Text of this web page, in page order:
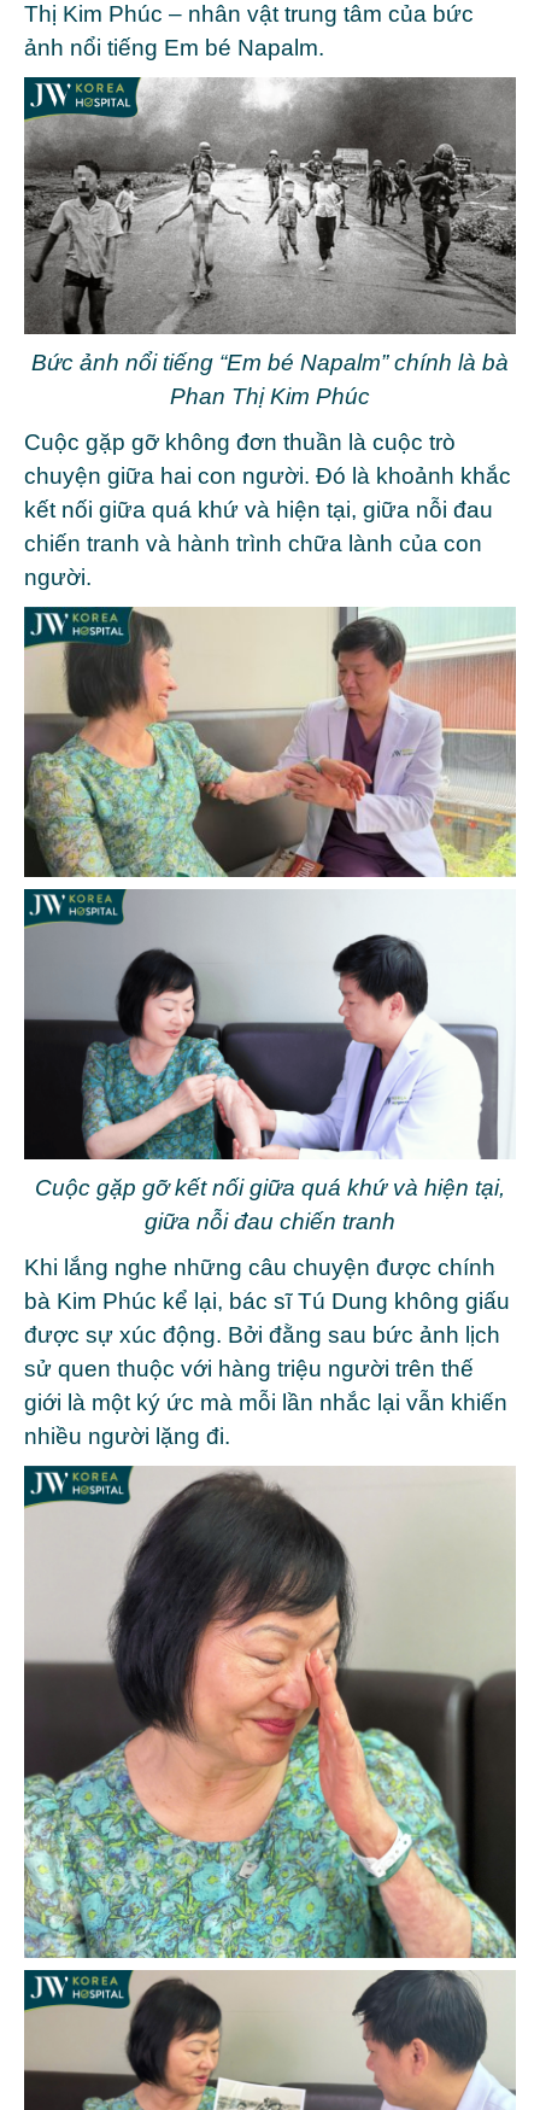
Thị Kim Phúc – nhân vật trung tâm của bức
ảnh nổi tiếng Em bé Napalm.
Bức ảnh nổi tiếng “Em bé Napalm” chính là bà
Phan Thị Kim Phúc
Cuộc gặp gỡ không đơn thuần là cuộc trò
chuyện giữa hai con người. Đó là khoảnh khắc
kết nối giữa quá khứ và hiện tại, giữa nỗi đau
chiến tranh và hành trình chữa lành của con
người.
Cuộc gặp gỡ kết nối giữa quá khứ và hiện tại,
giữa nỗi đau chiến tranh
Khi lắng nghe những câu chuyện được chính
bà Kim Phúc kể lại, bác sĩ Tú Dung không giấu
được sự xúc động. Bởi đằng sau bức ảnh lịch
sử quen thuộc với hàng triệu người trên thế
giới là một ký ức mà mỗi lần nhắc lại vẫn khiến
nhiều người lặng đi.